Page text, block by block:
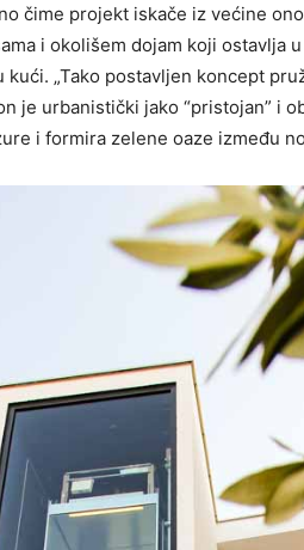
čime projekt iskače iz većine
i okolišem dojam koji ostavlja
kući. „Tako postavljen koncept
je urbanistički jako “pristojan” i
i formira zelene oaze između